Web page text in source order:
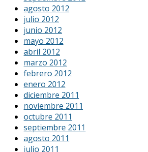
agosto 2012
julio 2012
junio 2012
mayo 2012
abril 2012
marzo 2012
febrero 2012
enero 2012
diciembre 2011
noviembre 2011
octubre 2011
septiembre 2011
agosto 2011
julio 2011